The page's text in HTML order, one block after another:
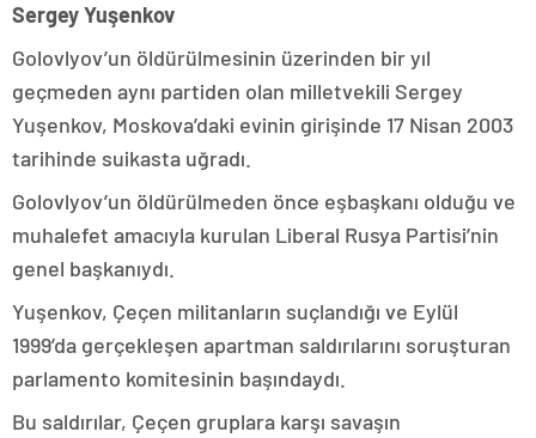
Sergey Yuşenkov
Golovlyov’un öldürülmesinin üzerinden bir yıl
geçmeden aynı partiden olan milletvekili Sergey
Yuşenkov, Moskova’daki evinin girişinde 17 Nisan 2003
tarihinde suikasta uğradı.
Golovlyov’un öldürülmeden önce eşbaşkanı olduğu ve
muhalefet amacıyla kurulan Liberal Rusya Partisi’nin
genel başkanıydı.
Yuşenkov, Çeçen militanların suçlandığı ve Eylül
1999’da gerçekleşen apartman saldırılarını soruşturan
parlamento komitesinin başındaydı.
Bu saldırılar, Çeçen gruplara karşı savaşın